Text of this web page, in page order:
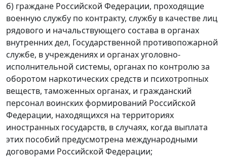
б) граждане Российской Федерации, проходящие
военную службу по контракту, службу в качестве лиц
рядового и начальствующего состава в органах
внутренних дел, Государственной противопожарной
службе, в учреждениях и органах уголовно-
исполнительной системы, органах по контролю за
оборотом наркотических средств и психотропных
веществ, таможенных органах, и гражданский
персонал воинских формирований Российской
Федерации, находящихся на территориях
иностранных государств, в случаях, когда выплата
этих пособий предусмотрена международными
договорами Российской Федерации;